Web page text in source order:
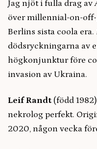
Jag njöt i fulla drag av
över millennial-on-
Berlins sista coola era.
dödsryckningarna av
högkonjunktur före
invasion av Ukraina.
Leif Randt(född
nekrolog perfekt.
2020, någon vecka